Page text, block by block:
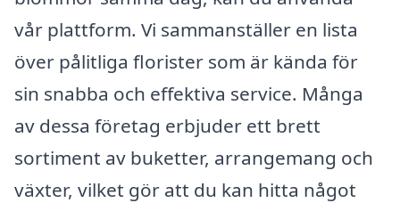
vår plattform. Vi sammanställer en lista
över pålitliga florister som är kända för
sin snabba och effektiva service. Många
av dessa företag erbjuder ett brett
sortiment av buketter, arrangemang och
växter, vilket gör att du kan hitta något